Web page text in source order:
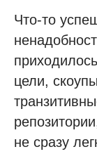
Что-то
цели,
не сразу